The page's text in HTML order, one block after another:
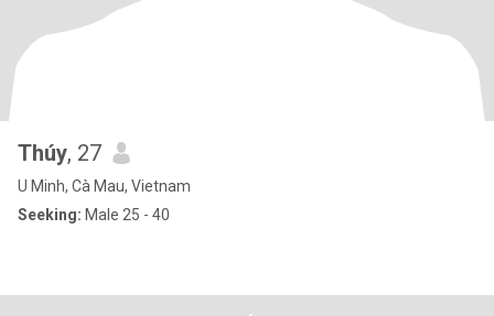
Thúy, 27
U Minh, Cà Mau, Vietnam
Seeking: Male 25 - 40